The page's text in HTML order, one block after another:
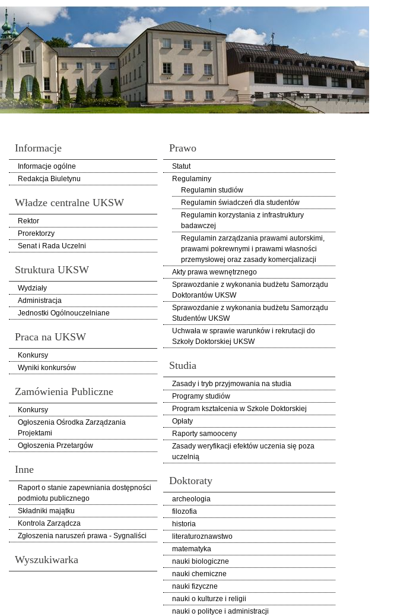
Informacje
Informacje ogólne
Redakcja Biuletynu
Władze centralne UKSW
Rektor
Prorektorzy
Senat i Rada Uczelni
Struktura UKSW
Wydziały
Administracja
Jednostki Ogólnouczelniane
Praca na UKSW
Konkursy
Wyniki konkursów
Zamówienia Publiczne
Konkursy
Ogłoszenia Ośrodka Zarządzania
Projektami
Ogłoszenia Przetargów
Inne
Raport o stanie zapewniania dostępności
podmiotu publicznego
Składniki majątku
Kontrola Zarządcza
Zgłoszenia naruszeń prawa - Sygnaliści
Wyszukiwarka
Prawo
Statut
Regulaminy
Regulamin studiów
Regulamin świadczeń dla studentów
Regulamin korzystania z infrastruktury
badawczej
Regulamin zarządzania prawami autorskimi,
prawami pokrewnymi i prawami własności
przemysłowej oraz zasady komercjalizacji
Akty prawa wewnętrznego
Sprawozdanie z wykonania budżetu Samorządu
Doktorantów UKSW
Sprawozdanie z wykonania budżetu Samorządu
Studentów UKSW
Uchwała w sprawie warunków i rekrutacji do
Szkoły Doktorskiej UKSW
Studia
Zasady i tryb przyjmowania na studia
Programy studiów
Program kształcenia w Szkole Doktorskiej
Opłaty
Raporty samooceny
Zasady weryfikacji efektów uczenia się poza
uczelnią
Doktoraty
archeologia
filozofia
historia
literaturoznawstwo
matematyka
nauki biologiczne
nauki chemiczne
nauki fizyczne
nauki o kulturze i religii
nauki o polityce i administracji